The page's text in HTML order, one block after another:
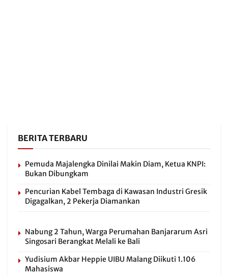
BERITA TERBARU
Pemuda Majalengka Dinilai Makin Diam, Ketua KNPI:
Bukan Dibungkam
Pencurian Kabel Tembaga di Kawasan Industri Gresik
Digagalkan, 2 Pekerja Diamankan
Nabung 2 Tahun, Warga Perumahan Banjararum Asri
Singosari Berangkat Melali ke Bali
Yudisium Akbar Heppie UIBU Malang Diikuti 1.106
Mahasiswa